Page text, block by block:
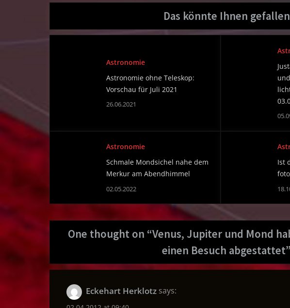
Das könnte Ihnen gefallen
Astronomie
Astronomie ohne Teleskop:
Vorschau für Juli 2021
26.06.2021
Astronomie
Schmale Mondsichel nahe dem
Merkur am Abendhimmel
02.05.2022
Ist
One thought on “Venus, Jupiter und Mond
einen Besuch abgestattet”
Eckehart Herklotz says: